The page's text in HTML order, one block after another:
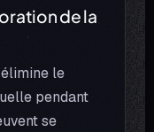
de la
le
pendant
se